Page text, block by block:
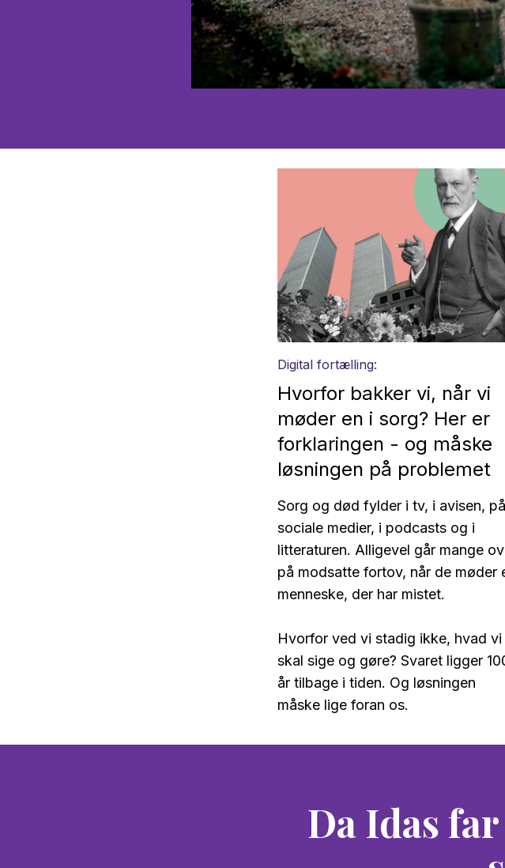
Digital fortælling:
Hvorfor bakker vi, når vi
møder en i sorg? Her er
forklaringen - og måske
løsningen på problemet
Sorg og død fylder i tv, i avisen, på
sociale medier, i podcasts og i
litteraturen. Alligevel går mange
på modsatte fortov, når de møder
menneske, der har mistet.
Hvorfor ved vi stadig ikke, hvad vi
skal sige og gøre? Svaret ligger
år tilbage i tiden. Og løsningen
måske lige foran os.
Da Idas